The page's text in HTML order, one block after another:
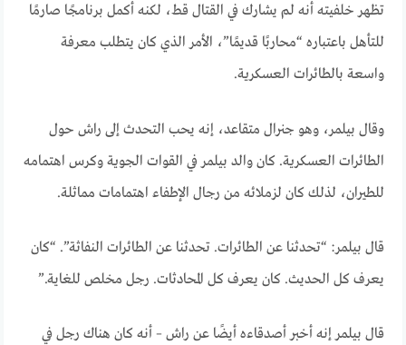
تظهر خلفيته أنه لم يشارك في القتال قط، لكنه أكمل برنامجًا صارمًا
للتأهل باعتباره “محاربًا قديمًا”، الأمر الذي كان يتطلب معرفة
واسعة بالطائرات العسكرية.
وقال بيلمر، وهو جنرال متقاعد، إنه يحب التحدث إلى راش حول
الطائرات العسكرية. كان والد بيلمر في القوات الجوية وكرس اهتمامه
للطيران، لذلك كان لزملائه من رجال الإطفاء اهتمامات مماثلة.
قال بيلمر: “تحدثنا عن الطائرات. تحدثنا عن الطائرات النفاثة”. “كان
يعرف كل الحديث. كان يعرف كل المحادثات. رجل مخلص للغاية.”
قال بيلمر إنه أخبر أصدقاءه أيضًا عن راش – أنه كان هناك رجل في